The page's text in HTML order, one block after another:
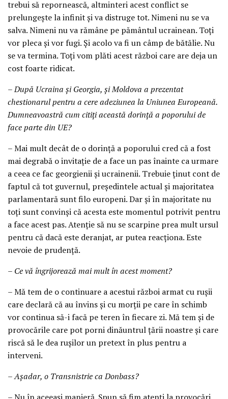
trebui să repornească, altminteri acest conflict se
prelungește la infinit și va distruge tot. Nimeni nu se va
salva. Nimeni nu va rămâne pe pământul ucrainean. Toți
vor pleca și vor fugi. Și acolo va fi un câmp de bătălie. Nu
se va termina. Toți vom plăti acest război care are deja un
cost foarte ridicat.
– După Ucraina și Georgia, și Moldova a prezentat
chestionarul pentru a cere adeziunea la Uniunea Europeană.
Dumneavoastră cum citiți această dorință a poporului de
face parte din UE?
– Mai mult decât de o dorință a poporului cred că a fost
mai degrabă o invitație de a face un pas înainte ca urmare
a ceea ce fac georgienii și ucrainenii. Trebuie ținut cont de
faptul că tot guvernul, președintele actual și majoritatea
parlamentară sunt filo europeni. Dar și în majoritate nu
toți sunt convinși că acesta este momentul potrivit pentru
a face acest pas. Atenție să nu se scarpine prea mult ursul
pentru că dacă este deranjat, ar putea reacționa. Este
nevoie de prudență.
– Ce vă îngrijorează mai mult în acest moment?
– Mă tem de o continuare a acestui război armat cu rușii
care declară că au învins și cu morții pe care în schimb
vor continua să-i facă pe teren în fiecare zi. Mă tem și de
provocările care pot porni dinăuntrul țării noastre și care
riscă să le dea rușilor un pretext în plus pentru a
interveni.
– Așadar, o Transnistrie ca Donbass?